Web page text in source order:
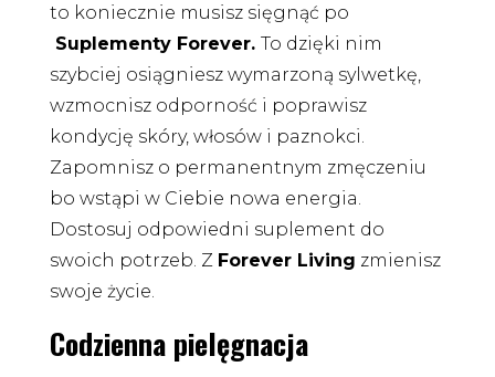
to koniecznie musisz sięgnąć po
Suplementy Forever. To dzięki nim
szybciej osiągniesz wymarzoną sylwetkę,
wzmocnisz odporność i poprawisz
kondycję skóry, włosów i paznokci.
Zapomnisz o permanentnym zmęczeniu
bo wstąpi w Ciebie nowa energia.
Dostosuj odpowiedni suplement do
swoich potrzeb. Z Forever Living zmienisz
swoje życie.
Codzienna pielęgnacja